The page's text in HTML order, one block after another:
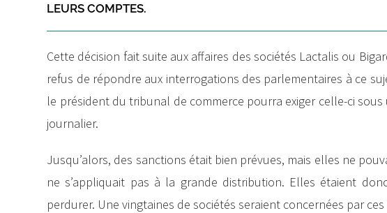
LEURS COMPTES.
Cette décision fait suite aux affaires des sociétés Lactalis ou
refus de répondre aux interrogations des parlementaires à ce
le président du tribunal de commerce pourra exiger celle-ci
journalier.
Jusqu’alors, des sanctions était bien prévues, mais elles ne
ne s’appliquait pas à la grande distribution. Elles étaient
perdurer. Une vingtaines de sociétés seraient concernées par